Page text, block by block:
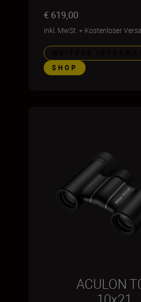
€ 619,00
inkl. MwSt. + Kostenloser
SHOP
ACULON